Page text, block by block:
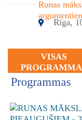
Runas
Rīga,
VISAS
Programmas